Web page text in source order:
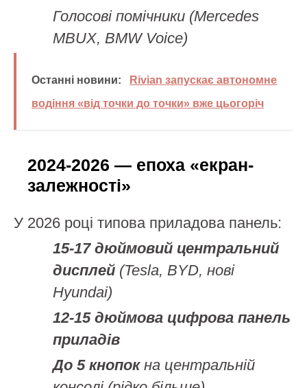
Голосові помічники (Mercedes
MBUX, BMW Voice)
Останні новини:
Rivian запускає автономне
водіння «від точки до точки» вже цьогоріч
2024-2026 — епоха «екран-
залежності»
У 2026 році типова приладова панель:
15-17 дюймовий центральний
дисплей (Tesla, BYD, нові
Hyundai)
12-15 дюймова цифрова панель
приладів
До 5 кнопокна центральній